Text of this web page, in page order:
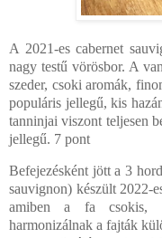
A 2021-es cabernet
nagy testű vörösbor. A
szeder, csoki aromák,
populáris jellegű, kis
tanninjai viszont teljesen
jellegű. 7 pont
Befejezésként jött a 3
sauvignon) készült 2022-
amiben a fa csokis,
harmonizálnak a fajták